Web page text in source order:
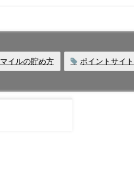
マイルの貯め方 ポイントサイト